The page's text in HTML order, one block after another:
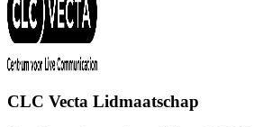
CLC Vecta Lidmaatschap